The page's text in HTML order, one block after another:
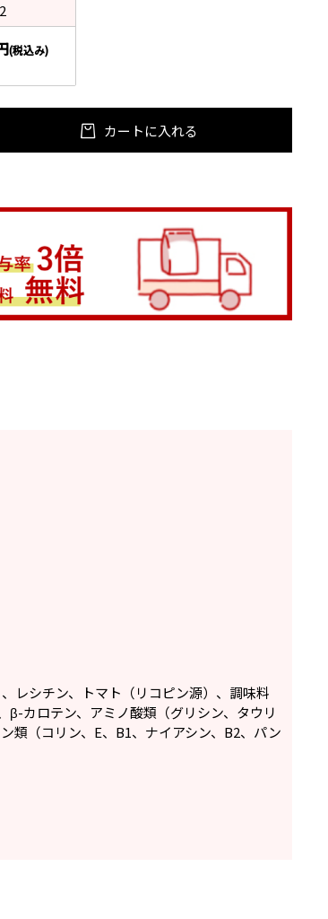
(税込み)
カートに入れる
レシチン、トマト（リコピン源）、調味料
β-カロテン、アミノ酸類（グリシン、タウリ
類（コリン、E、B1、ナイアシン、B2、パン